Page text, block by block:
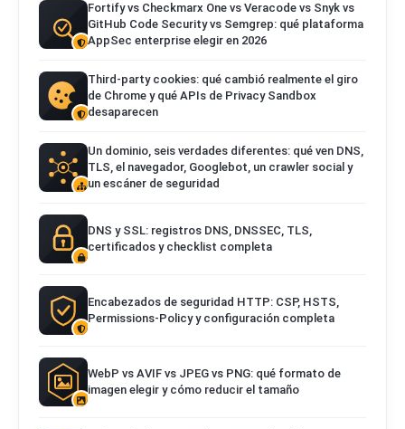
Fortify vs Checkmarx One vs Veracode vs Snyk vs
GitHub Code Security vs Semgrep: qué plataforma
AppSec enterprise elegir en 2026
Third-party cookies: qué cambió realmente el giro
de Chrome y qué APIs de Privacy Sandbox
desaparecen
Un dominio, seis verdades diferentes: qué ven DNS,
TLS, el navegador, Googlebot, un crawler social y
un escáner de seguridad
DNS y SSL: registros DNS, DNSSEC, TLS,
certificados y checklist completa
Encabezados de seguridad HTTP: CSP, HSTS,
Permissions-Policy y configuración completa
WebP vs AVIF vs JPEG vs PNG: qué formato de
imagen elegir y cómo reducir el tamaño